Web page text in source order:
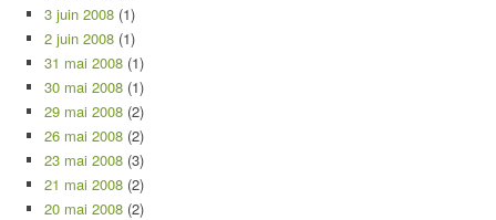
3 juin 2008 (1)
2 juin 2008 (1)
31 mai 2008 (1)
30 mai 2008 (1)
29 mai 2008 (2)
26 mai 2008 (2)
23 mai 2008 (3)
21 mai 2008 (2)
20 mai 2008 (2)